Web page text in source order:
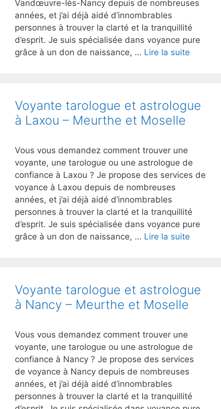
Vandœuvre-lès-Nancy depuis de nombreuses
années, et j’ai déjà aidé d’innombrables
personnes à trouver la clarté et la tranquillité
d’esprit. Je suis spécialisée dans voyance pure
grâce à un don de naissance, … Lire la suite
Voyante tarologue et astrologue
à Laxou – Meurthe et Moselle
Vous vous demandez comment trouver une
voyante, une tarologue ou une astrologue de
confiance à Laxou ? Je propose des services de
voyance à Laxou depuis de nombreuses
années, et j’ai déjà aidé d’innombrables
personnes à trouver la clarté et la tranquillité
d’esprit. Je suis spécialisée dans voyance pure
grâce à un don de naissance, … Lire la suite
Voyante tarologue et astrologue
à Nancy – Meurthe et Moselle
Vous vous demandez comment trouver une
voyante, une tarologue ou une astrologue de
confiance à Nancy ? Je propose des services
de voyance à Nancy depuis de nombreuses
années, et j’ai déjà aidé d’innombrables
personnes à trouver la clarté et la tranquillité